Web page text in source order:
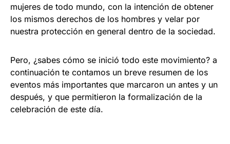
mujeres de todo mundo, con la intención de obtener
los mismos derechos de los hombres y velar por
nuestra protección en general dentro de la sociedad.
Pero, ¿sabes cómo se inició todo este movimiento? a
continuación te contamos un breve resumen de los
eventos más importantes que marcaron un antes y un
después, y que permitieron la formalización de la
celebración de este día.